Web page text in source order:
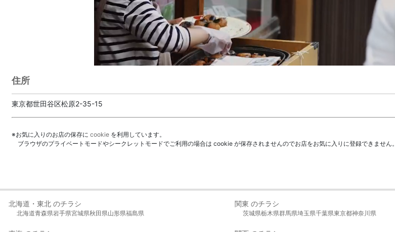
住所
東京都世田谷区松原2-35-15
※お気に入りのお店の保存に cookie を利用しています。
ブラウザのプライベートモードやシークレットモードでご利用の場合は cookie が保存されませんのでお店をお気に入りに登録できません。
北海道・東北 のチラシ
北海道青森県岩手県宮城県秋田県山形県福島県
関東 のチラシ
茨城県栃木県群馬県埼玉県千葉県東京都神奈川県